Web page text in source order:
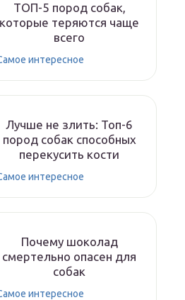
ТОП-5 пород собак,
которые теряются чаще
всего
интересное
Лучше не злить: Топ-6
пород собак способных
перекусить кости
интересное
Почему шоколад
смертельно опасен для
собак
интересное